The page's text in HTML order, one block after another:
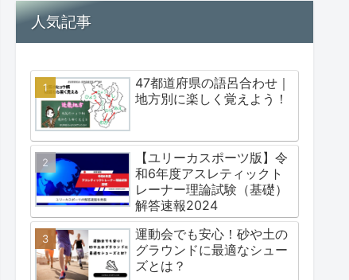
人気記事
47都道府県の語呂合わせ｜
地方別に楽しく覚えよう！
【ユリーカスポーツ版】令
和6年度アスレティックト
レーナー理論試験（基礎）
解答速報2024
運動会でも安心！砂や土の
グラウンドに最適なシュー
ズとは？